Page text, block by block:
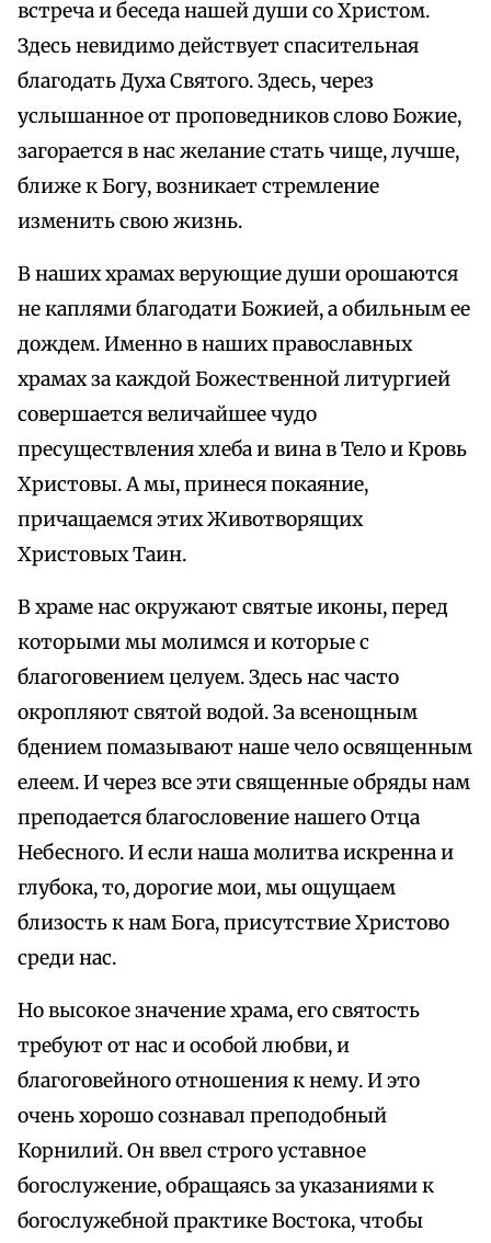
встреча и беседа нашей души со Христом.
Здесь невидимо действует спасительная
благодать Духа Святого. Здесь, через
услышанное от проповедников слово Божие,
загорается в нас желание стать чище, лучше,
ближе к Богу, возникает стремление
изменить свою жизнь.
В наших храмах верующие души орошаются
не каплями благодати Божией, а обильным ее
дождем. Именно в наших православных
храмах за каждой Божественной литургией
совершается величайшее чудо
пресуществления хлеба и вина в Тело и Кровь
Христовы. А мы, принеся покаяние,
причащаемся этих Животворящих
Христовых Таин.
В храме нас окружают святые иконы, перед
которыми мы молимся и которые с
благоговением целуем. Здесь нас часто
окропляют святой водой. За всенощным
бдением помазывают наше чело освященным
елеем. И через все эти священные обряды нам
преподается благословение нашего Отца
Небесного. И если наша молитва искренна и
глубока, то, дорогие мои, мы ощущаем
близость к нам Бога, присутствие Христово
среди нас.
Но высокое значение храма, его святость
требуют от нас и особой любви, и
благоговейного отношения к нему. И это
очень хорошо сознавал преподобный
Корнилий. Он ввел строго уставное
богослужение, обращаясь за указаниями к
богослужебной практике Востока, чтобы